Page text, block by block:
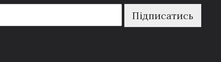
Підписатись